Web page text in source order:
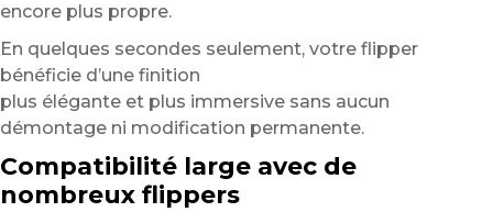
encore plus propre.
En quelques secondes seulement, votre flipper
bénéficie d’une finition
plus élégante et plus immersive sans aucun
démontage ni modification permanente.
Compatibilité large avec de
nombreux flippers